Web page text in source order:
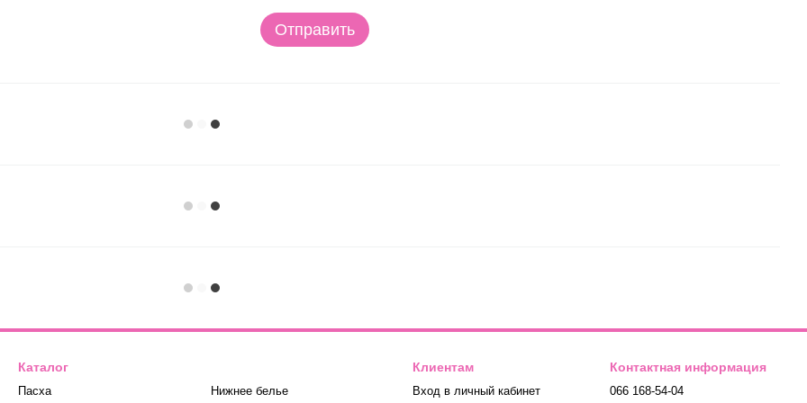
Отправить
Каталог
Пасха Нижнее белье
Клиентам
Вход в личный кабинет
Контактная информация
066 168-54-04